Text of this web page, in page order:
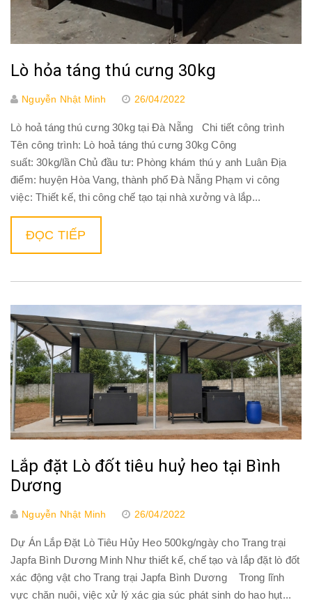
Lò hỏa táng thú cưng 30kg
Nguyễn Nhật Minh 26/04/2022
Lò hoả táng thú cưng 30kg tại Đà Nẵng Chi tiết công trình
Tên công trình: Lò hoả táng thú cưng 30kg Công
suất: 30kg/lần Chủ đầu tư: Phòng khám thú y anh Luân Địa
điểm: huyện Hòa Vang, thành phố Đà Nẵng Phạm vi công
việc: Thiết kế, thi công chế tạo tại nhà xưởng và lắp...
ĐỌC TIẾP
Lắp đặt Lò đốt tiêu huỷ heo tại Bình
Dương
Nguyễn Nhật Minh 26/04/2022
Dự Án Lắp Đặt Lò Tiêu Hủy Heo 500kg/ngày cho Trang trại
Japfa Bình Dương Minh Như thiết kế, chế tạo và lắp đặt lò đốt
xác động vật cho Trang trại Japfa Bình Dương Trong lĩnh
vực chăn nuôi, việc xử lý xác gia súc phát sinh do hao hụt...